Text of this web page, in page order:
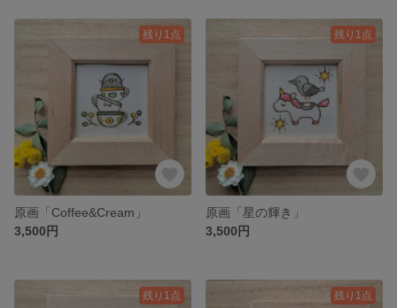
残り1点
原画「Coffee&Cream」
3,500円
残り1点
原画「星の輝き」
3,500円
残り1点 残り1点